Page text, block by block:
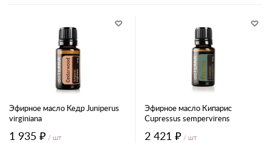
Эфирное масло Кедр Juniperus
virginiana
1 935 ₽ / шт
Эфирное масло Кипарис
Cupressus sempervirens
2 421 ₽ / шт